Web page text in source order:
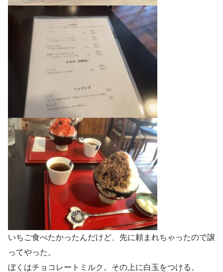
いちご食べたかったんだけど、先に頼まれちゃったので譲
ってやった。
ぼくはチョコレートミルク。その上に白玉をつける。